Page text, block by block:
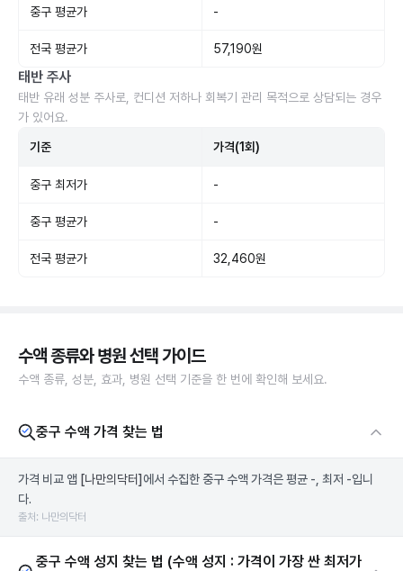
중구 평균가 -
전국 평균가 57,190원
태반 주사
태반 유래 성분 주사로, 컨디션 저하나 회복기 관리 목적으로 상담되는 경우
가 있어요.
기준 가격(1회)
중구 최저가 -
중구 평균가 -
전국 평균가 32,460원
수액 종류와 병원 선택 가이드
수액 종류, 성분, 효과, 병원 선택 기준을 한 번에 확인해 보세요.
중구 수액 가격 찾는 법
가격 비교 앱 [나만의닥터] 에서 수집한 중구 수액 가격은 평균 -, 최저 -입니
다.
출처: 나만의닥터
중구 수액 성지 찾는 법 (수액 성지 : 가격이 가장 싼 최저가